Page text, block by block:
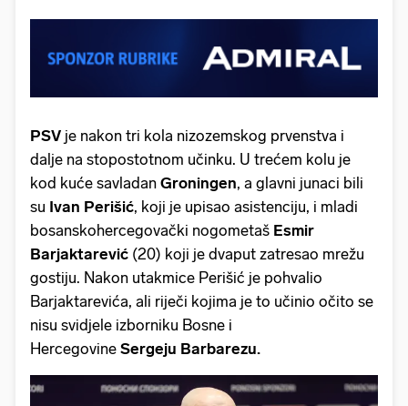
PSV je nakon tri kola nizozemskog prvenstva i
dalje na stopostotnom učinku. U trećem kolu je
kod kuće savladan Groningen, a glavni junaci bili
su Ivan Perišić, koji je upisao asistenciju, i mladi
bosanskohercegovački nogometaš Esmir
Barjaktarević (20) koji je dvaput zatresao mrežu
gostiju. Nakon utakmice Perišić je pohvalio
Barjaktarevića, ali riječi kojima je to učinio očito se
nisu svidjele izborniku Bosne i
Hercegovine Sergeju Barbarezu.